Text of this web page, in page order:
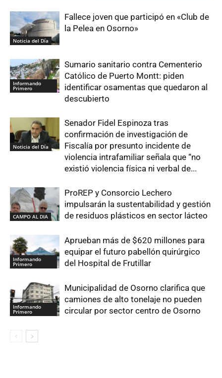
Noticia del Día
Fallece joven que participó en «Club de
la Pelea en Osorno»
Informando
Primero
Sumario sanitario contra Cementerio
Católico de Puerto Montt: piden
identificar osamentas que quedaron al
descubierto
Noticia del Día
Senador Fidel Espinoza tras
confirmación de investigación de
Fiscalía por presunto incidente de
violencia intrafamiliar señala que “no
existió violencia física ni verbal de...
CAMPO AL DIA
ProREP y Consorcio Lechero
impulsarán la sustentabilidad y gestión
de residuos plásticos en sector lácteo
Informando
Primero
Aprueban más de $620 millones para
equipar el futuro pabellón quirúrgico
del Hospital de Frutillar
Informando
Primero
Municipalidad de Osorno clarifica que
camiones de alto tonelaje no pueden
circular por sector centro de Osorno